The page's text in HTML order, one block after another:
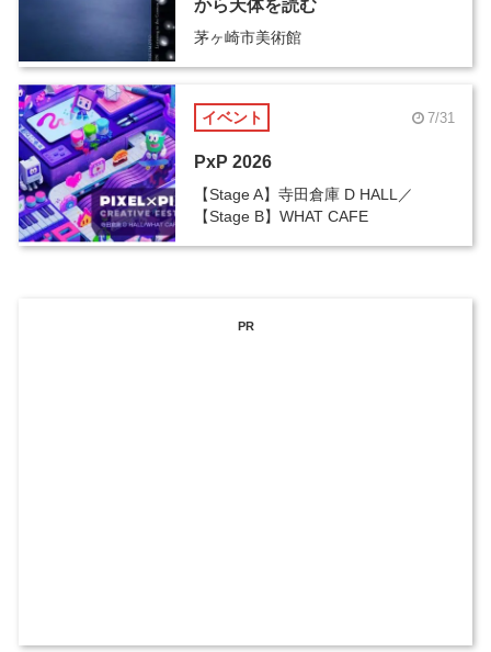
から天体を読む
茅ヶ崎市美術館
イベント 7/31
PxP 2026
【Stage A】寺田倉庫 D HALL／
【Stage B】WHAT CAFE
PR